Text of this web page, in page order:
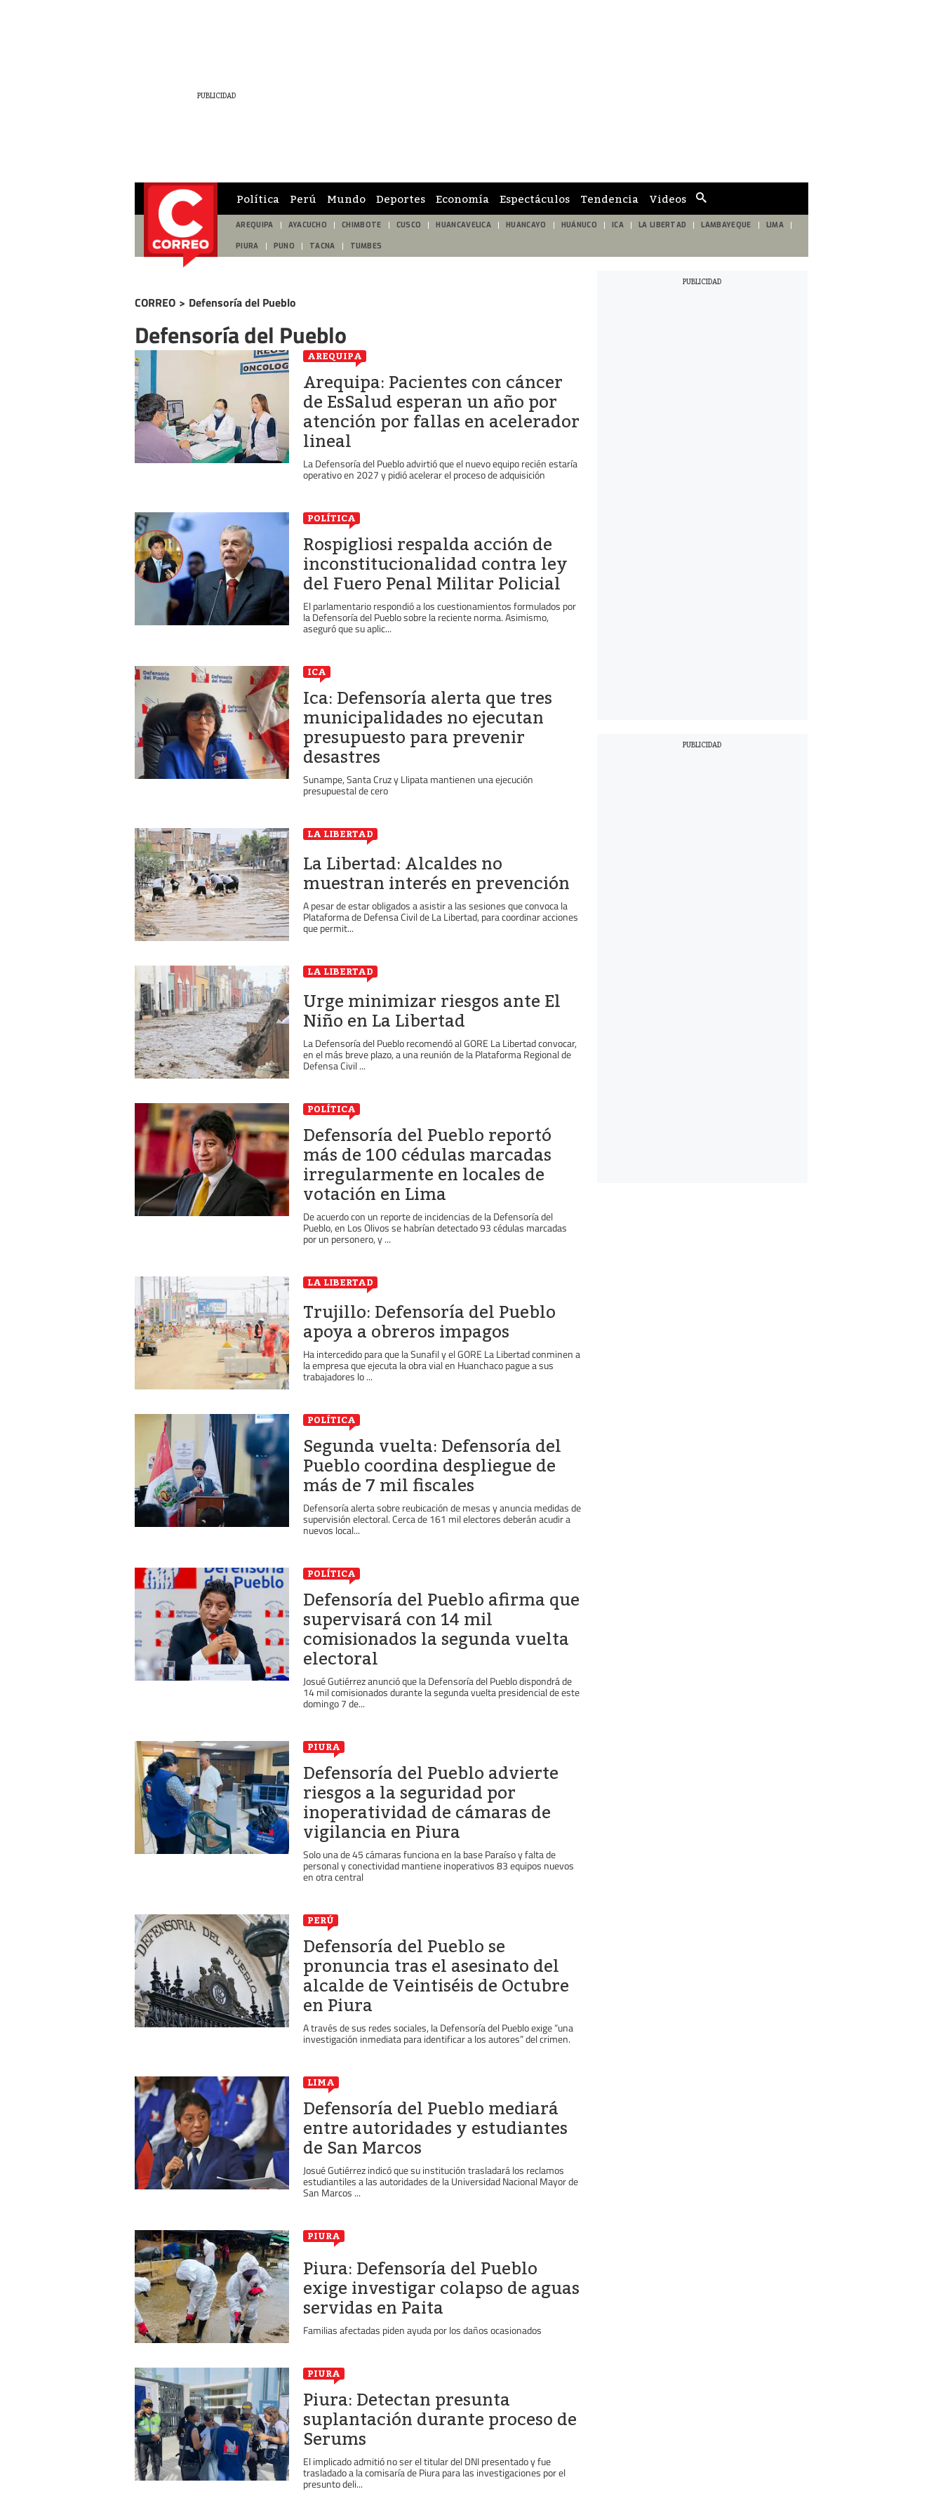
de
búsqueda
Política Perú Mundo Deportes Economía Espectáculos Tendencia Videos
AREQUIPA AYACUCHO CHIMBOTE CUSCO HUANCAVELICA HUANCAYO HUÁNUCO ICA LA LIBERTAD LAMBAYEQUE LIMA
PIURA PUNO TACNA TUMBES
CORREO > Defensoría del Pueblo
Defensoría del Pueblo
AREQUIPA
Arequipa: Pacientes con cáncer
de EsSalud esperan un año por
atención por fallas en acelerador
lineal
La Defensoría del Pueblo advirtió que el nuevo equipo recién estaría
operativo en 2027 y pidió acelerar el proceso de adquisición
POLÍTICA
Rospigliosi respalda acción de
inconstitucionalidad contra ley
del Fuero Penal Militar Policial
El parlamentario respondió a los cuestionamientos formulados por
la Defensoría del Pueblo sobre la reciente norma. Asimismo,
aseguró que su aplic...
ICA
Ica: Defensoría alerta que tres
municipalidades no ejecutan
presupuesto para prevenir
desastres
Sunampe, Santa Cruz y Llipata mantienen una ejecución
presupuestal de cero
LA LIBERTAD
La Libertad: Alcaldes no
muestran interés en prevención
A pesar de estar obligados a asistir a las sesiones que convoca la
Plataforma de Defensa Civil de La Libertad, para coordinar acciones
que permit...
LA LIBERTAD
Urge minimizar riesgos ante El
Niño en La Libertad
La Defensoría del Pueblo recomendó al GORE La Libertad convocar,
en el más breve plazo, a una reunión de la Plataforma Regional de
Defensa Civil ...
POLÍTICA
Defensoría del Pueblo reportó
más de 100 cédulas marcadas
irregularmente en locales de
votación en Lima
De acuerdo con un reporte de incidencias de la Defensoría del
Pueblo, en Los Olivos se habrían detectado 93 cédulas marcadas
por un personero, y ...
LA LIBERTAD
Trujillo: Defensoría del Pueblo
apoya a obreros impagos
Ha intercedido para que la Sunafil y el GORE La Libertad conminen a
la empresa que ejecuta la obra vial en Huanchaco pague a sus
trabajadores lo ...
POLÍTICA
Segunda vuelta: Defensoría del
Pueblo coordina despliegue de
más de 7 mil fiscales
Defensoría alerta sobre reubicación de mesas y anuncia medidas de
supervisión electoral. Cerca de 161 mil electores deberán acudir a
nuevos local...
POLÍTICA
Defensoría del Pueblo afirma que
supervisará con 14 mil
comisionados la segunda vuelta
electoral
Josué Gutiérrez anunció que la Defensoría del Pueblo dispondrá de
14 mil comisionados durante la segunda vuelta presidencial de este
domingo 7 de...
PIURA
Defensoría del Pueblo advierte
riesgos a la seguridad por
inoperatividad de cámaras de
vigilancia en Piura
Solo una de 45 cámaras funciona en la base Paraíso y falta de
personal y conectividad mantiene inoperativos 83 equipos nuevos
en otra central
PERÚ
Defensoría del Pueblo se
pronuncia tras el asesinato del
alcalde de Veintiséis de Octubre
en Piura
A través de sus redes sociales, la Defensoría del Pueblo exige “una
investigación inmediata para identificar a los autores” del crimen.
LIMA
Defensoría del Pueblo mediará
entre autoridades y estudiantes
de San Marcos
Josué Gutiérrez indicó que su institución trasladará los reclamos
estudiantiles a las autoridades de la Universidad Nacional Mayor de
San Marcos ...
PIURA
Piura: Defensoría del Pueblo
exige investigar colapso de aguas
servidas en Paita
Familias afectadas piden ayuda por los daños ocasionados
PIURA
Piura: Detectan presunta
suplantación durante proceso de
Serums
El implicado admitió no ser el titular del DNI presentado y fue
trasladado a la comisaría de Piura para las investigaciones por el
presunto deli...